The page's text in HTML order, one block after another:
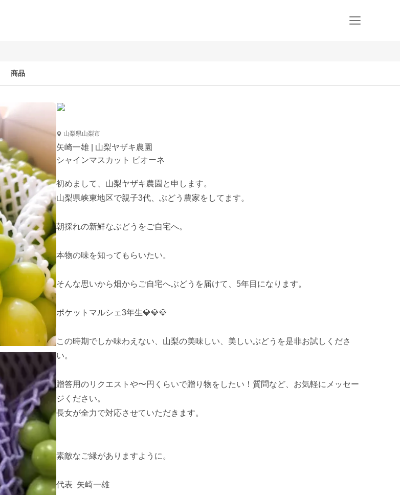
商品
山梨県山梨市
矢崎一雄 | 山梨ヤザキ農園
シャインマスカット ピオーネ
初めまして、山梨ヤザキ農園と申します。
山梨県峡東地区で親子3代、ぶどう農家をしてます。
朝採れの新鮮なぶどうをご自宅へ。
本物の味を知ってもらいたい。
そんな思いから畑からご自宅へぶどうを届けて、5年目になります。
ポケットマルシェ3年生💎💎💎
この時期でしか味わえない、山梨の美味しい、美しいぶどうを是非お試しくださ
い。
贈答用のリクエストや〜円くらいで贈り物をしたい！質問など、お気軽にメッセー
ジください。
長女が全力で対応させていただきます。
素敵なご縁がありますように。
代表  矢崎一雄